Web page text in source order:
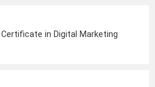
Certificate in Digital Marketing